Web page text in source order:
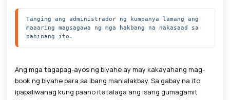
Tanging ang administrador ng kumpanya lamang ang
maaaring magsagawa ng mga hakbang na nakasaad sa
pahinang ito.
Ang mga tagapag-ayos ng biyahe ay may kakayahang mag-
book ng biyahe para sa ibang manlalakbay. Sa gabay na ito,
ipapaliwanag kung paano itatalaga ang isang gumagamit